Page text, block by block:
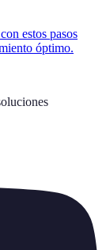
estos pasos
óptimo.